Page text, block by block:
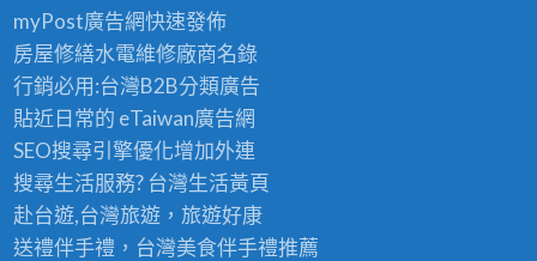
myPost廣告網快速發佈
房屋修繕水電維修廠商名錄
行銷必用:台灣B2B分類廣告
貼近日常的 eTaiwan廣告網
SEO搜尋引擎優化增加外連
搜尋生活服務? 台灣生活黃頁
赴台遊,台灣旅遊，旅遊好康
送禮伴手禮，台灣美食伴手禮推薦